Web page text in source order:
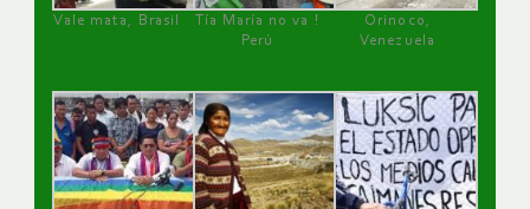
Vale mata, Brasil
Tía María no va !
Perú
Orinoco,
Venezuela